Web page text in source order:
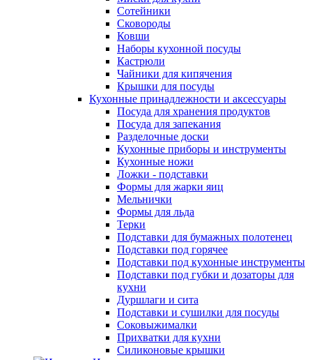
Сотейники
Сковороды
Ковши
Наборы кухонной посуды
Кастрюли
Чайники для кипячения
Крышки для посуды
Кухонные принадлежности и аксессуары
Посуда для хранения продуктов
Посуда для запекания
Разделочные доски
Кухонные приборы и инструменты
Кухонные ножи
Ложки - подставки
Формы для жарки яиц
Мельнички
Формы для льда
Терки
Подставки для бумажных полотенец
Подставки под горячее
Подставки под кухонные инструменты
Подставки под губки и дозаторы для
кухни
Дуршлаги и сита
Подставки и сушилки для посуды
Соковыжималки
Прихватки для кухни
Силиконовые крышки